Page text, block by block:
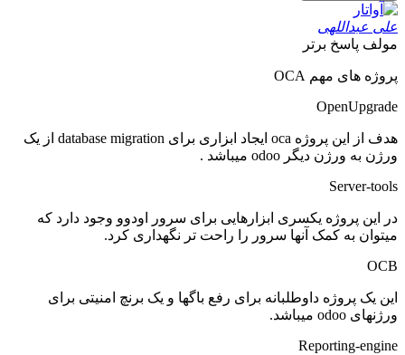
علی عبداللهی
مولف پاسخ برتر
پروژه های مهم OCA
OpenUpgrade
هدف از این پروژه oca ایجاد ابزاری برای database migration از یک
ورژن به ورژن دیگر odoo میباشد .
Server-tools
در این پروژه یکسری ابزارهایی برای سرور اودوو وجود دارد که
میتوان به کمک آنها سرور را راحت تر نگهداری کرد.
OCB
این یک پروژه داوطلبانه برای رفع باگها و یک برنچ امنیتی برای
ورژنهای odoo میباشد.
Reporting-engine